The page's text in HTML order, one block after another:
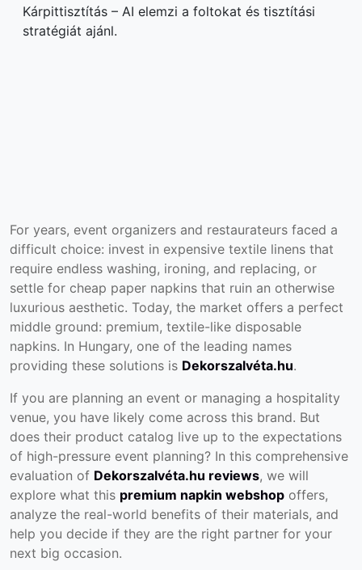
Kárpittisztítás – AI elemzi a foltokat és tisztítási
stratégiát ajánl.
For years, event organizers and restaurateurs faced a
difficult choice: invest in expensive textile linens that
require endless washing, ironing, and replacing, or
settle for cheap paper napkins that ruin an otherwise
luxurious aesthetic. Today, the market offers a perfect
middle ground: premium, textile-like disposable
napkins. In Hungary, one of the leading names
providing these solutions is Dekorszalvéta.hu.
If you are planning an event or managing a hospitality
venue, you have likely come across this brand. But
does their product catalog live up to the expectations
of high-pressure event planning? In this comprehensive
evaluation of Dekorszalvéta.hu reviews, we will
explore what this premium napkin webshop offers,
analyze the real-world benefits of their materials, and
help you decide if they are the right partner for your
next big occasion.